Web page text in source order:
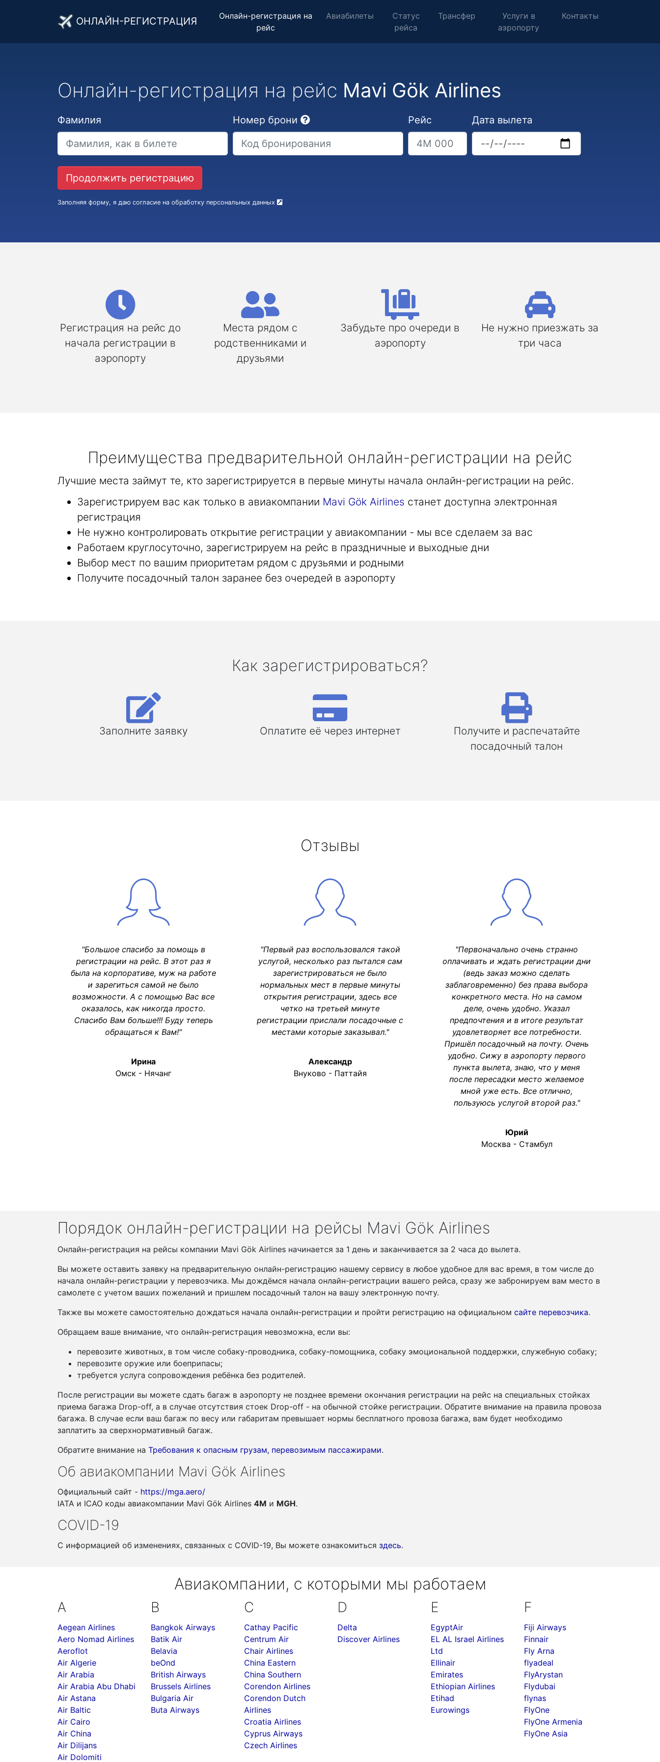
ОНЛАЙН-РЕГИСТРАЦИЯ
Онлайн-регистрация на
рейс
Авиабилеты
Статус
рейса
Трансфер
Услуги в
аэропорту
Контакты
Онлайн-регистрация на рейс Mavi Gök Airlines
Фамилия Номер брони Рейс Дата вылета
Заполняя форму, я даю согласие на обработку персональных данных
Регистрация на рейс до
начала регистрации в
аэропорту
Места рядом с
родственниками и
друзьями
Забудьте про очереди в
аэропорту
Не нужно приезжать за
три часа
Преимущества предварительной онлайн-регистрации на рейс
Лучшие места займут те, кто зарегистрируется в первые минуты начала онлайн-регистрации на рейс.
Зарегистрируем вас как только в авиакомпании Mavi Gök Airlines станет доступна электронная
регистрация
Не нужно контролировать открытие регистрации у авиакомпании - мы все сделаем за вас
Работаем круглосуточно, зарегистрируем на рейс в праздничные и выходные дни
Выбор мест по вашим приоритетам рядом с друзьями и родными
Получите посадочный талон заранее без очередей в аэропорту
Как зарегистрироваться?
Заполните заявку Оплатите её через интернет
Получите и распечатайте
посадочный талон
Отзывы
"Большое спасибо за помощь в
регистрации на рейс. В этот раз я
была на корпоративе, муж на работе
и зарегиться самой не было
возможности. А с помощью Вас все
оказалось, как никогда просто.
Спасибо Вам больше!!! Буду теперь
обращаться к Вам!"
Ирина
Омск - Нячанг
"Первый раз воспользовался такой
услугой, несколько раз пытался сам
зарегистрироваться не было
нормальных мест в первые минуты
открытия регистрации, здесь все
четко на третьей минуте
регистрации прислали посадочные с
местами которые заказывал."
Александр
Внуково - Паттайя
"Первоначально очень странно
оплачивать и ждать регистрации дни
(ведь заказ можно сделать
заблаговременно) без права выбора
конкретного места. Но на самом
деле, очень удобно. Указал
предпочтения и в итоге результат
удовлетворяет все потребности.
Пришёл посадочный на почту. Очень
удобно. Сижу в аэропорту первого
пункта вылета, знаю, что у меня
после пересадки место желаемое
мной уже есть. Все отлично,
пользуюсь услугой второй раз."
Юрий
Москва - Стамбул
Порядок онлайн-регистрации на рейсы Mavi Gök Airlines
Онлайн-регистрация на рейсы компании Mavi Gök Airlines начинается за 1 день и заканчивается за 2 часа до вылета.
Вы можете оставить заявку на предварительную онлайн-регистрацию нашему сервису в любое удобное для вас время, в том числе до
начала онлайн-регистрации у перевозчика. Мы дождёмся начала онлайн-регистрации вашего рейса, сразу же забронируем вам место в
самолете с учетом ваших пожеланий и пришлем посадочный талон на вашу электронную почту.
Также вы можете самостоятельно дождаться начала онлайн-регистрации и пройти регистрацию на официальном сайте перевозчика.
Обращаем ваше внимание, что онлайн-регистрация невозможна, если вы:
перевозите животных, в том числе собаку-проводника, собаку-помощника, собаку эмоциональной поддержки, служебную собаку;
перевозите оружие или боеприпасы;
требуется услуга сопровождения ребёнка без родителей.
После регистрации вы можете сдать багаж в аэропорту не позднее времени окончания регистрации на рейс на специальных стойках
приема багажа Drop-off, а в случае отсутствия стоек Drop-off - на обычной стойке регистрации. Обратите внимание на правила провоза
багажа. В случае если ваш багаж по весу или габаритам превышает нормы бесплатного провоза багажа, вам будет необходимо
заплатить за сверхнормативный багаж.
Обратите внимание на Требования к опасным грузам, перевозимым пассажирами.
Об авиакомпании Mavi Gök Airlines
Официальный сайт - https://mga.aero/
IATA и ICAO коды авиакомпании Mavi Gök Airlines 4M и MGH.
COVID-19
С информацией об изменениях, связанных c COVID-19, Вы можете ознакомиться здесь.
Авиакомпании, с которыми мы работаем
A
Aegean Airlines
Aero Nomad Airlines
Aeroflot
Air Algerie
Air Arabia
Air Arabia Abu Dhabi
Air Astana
Air Baltic
Air Cairo
Air China
Air Dilijans
Air Dolomiti
B
Bangkok Airways
Batik Air
Belavia
beOnd
British Airways
Brussels Airlines
Bulgaria Air
Buta Airways
C
Cathay Pacific
Centrum Air
Chair Airlines
China Eastern
China Southern
Corendon Airlines
Corendon Dutch
Airlines
Croatia Airlines
Cyprus Airways
Czech Airlines
D
Delta
Discover Airlines
E
EgyptAir
EL AL Israel Airlines
Ltd
Ellinair
Emirates
Ethiopian Airlines
Etihad
Eurowings
F
Fiji Airways
Finnair
Fly Arna
flyadeal
FlyArystan
Flydubai
flynas
FlyOne
FlyOne Armenia
FlyOne Asia